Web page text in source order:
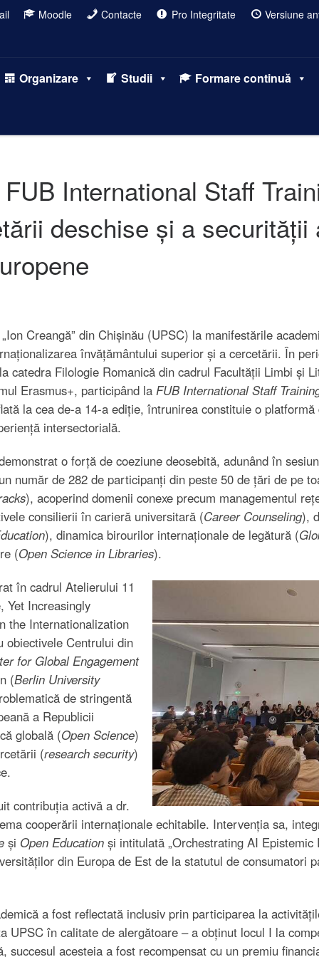
Moodle Contacte Pro Integritate Versiune
Organizare Studii Formare continuă
International Staff
deschise și a securității
Creangă” din Chișinău (UPSC) la manifestările
învățământului superior și a cercetării. În
catedra Filologie Romanică din cadrul Facultății Limbi și
Erasmus+, participând la FUB International Staff
la cea de-a 14-a ediție, întrunirea constituie o
intersectorială.
o forță de coeziune deosebită, adunând în
număr de 282 de participanți din peste 50 de țări de pe
), acoperind domenii conexe precum managementul
consilierii în carieră universitară (Career Counseling),
), dinamica birourilor internaționale de legătură (
(Open Science in Libraries).
în cadrul Atelierului 11
Yet Increasingly
the Internationalization
obiectivele Centrului din
for Global Engagement
(Berlin University
de stringentă
a Republicii
globală (Open Science)
(research security)
contribuția activă a dr.
cooperării internaționale echitabile. Intervenția sa,
și Open Education și intitulată „Orchestrating AI
din Europa de Est de la statutul de consumatori
a fost reflectată inclusiv prin participarea la
UPSC în calitate de alergătoare – a obținut locul I la
succesul acesteia a fost recompensat cu un premiu